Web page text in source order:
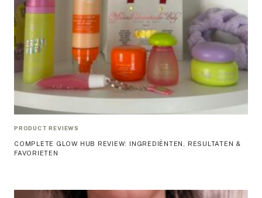
PRODUCT REVIEWS
COMPLETE GLOW HUB REVIEW: INGREDIËNTEN, RESULTATEN &
FAVORIETEN